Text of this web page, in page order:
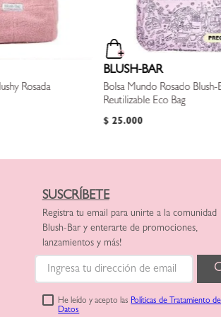
Rosada
BLUSH-BAR
Bolsa Mundo Rosado Blush-
Reutilizable Eco Bag
$ 25.000
SUSCRÍBETE
Registra tu email para unirte a la comunidad
Blush-Bar y enterarte de promociones,
lanzamientos y más!
He leído y acepto lasPolíticas de Tratamiento de
Datos